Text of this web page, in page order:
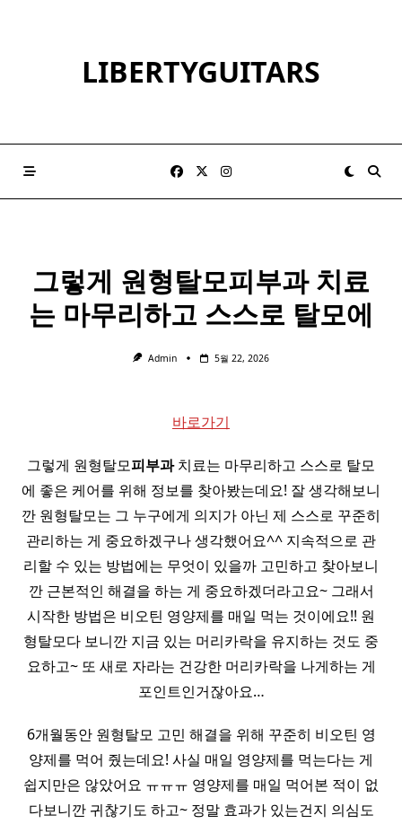
LIBERTYGUITARS
그렇게 원형탈모피부과치료
는 마무리하고 스스로 탈모에
Admin 5월 22, 2026
바로가기
그렇게 원형탈모피부과치료는 마무리하고 스스로 탈모
에 좋은 케어를 위해 정보를 찾아봤는데요! 잘 생각해보니
깐 원형탈모는 그 누구에게 의지가 아닌 제 스스로 꾸준히
관리하는 게 중요하겠구나 생각했어요^^ 지속적으로 관
리할 수 있는 방법에는 무엇이 있을까 고민하고 찾아보니
깐 근본적인 해결을 하는 게 중요하겠더라고요~ 그래서
시작한 방법은 비오틴 영양제를 매일 먹는 것이에요!! 원
형탈모다 보니깐 지금 있는 머리카락을 유지하는 것도 중
요하고~ 또 새로 자라는 건강한 머리카락을 나게하는 게
포인트인거잖아요…
6개월동안 원형탈모 고민 해결을 위해 꾸준히 비오틴 영
양제를 먹어 줬는데요! 사실 매일 영양제를 먹는다는 게
쉽지만은 않았어요 ㅠㅠㅠ 영양제를 매일 먹어본 적이 없
다보니깐 귀찮기도 하고~ 정말 효과가 있는건지 의심도